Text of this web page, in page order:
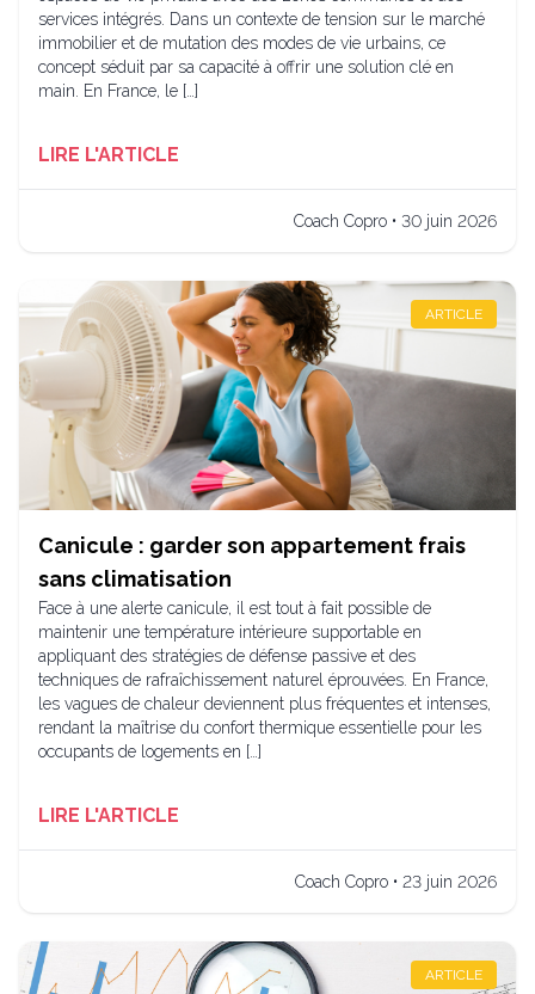
services intégrés. Dans un contexte de tension sur le marché
immobilier et de mutation des modes de vie urbains, ce
concept séduit par sa capacité à offrir une solution clé en
main. En France, le […]
LIRE L'ARTICLE
Coach Copro • 30 juin 2026
ARTICLE
Canicule : garder son appartement frais
sans climatisation
Face à une alerte canicule, il est tout à fait possible de
maintenir une température intérieure supportable en
appliquant des stratégies de défense passive et des
techniques de rafraîchissement naturel éprouvées. En France,
les vagues de chaleur deviennent plus fréquentes et intenses,
rendant la maîtrise du confort thermique essentielle pour les
occupants de logements en […]
LIRE L'ARTICLE
Coach Copro • 23 juin 2026
ARTICLE